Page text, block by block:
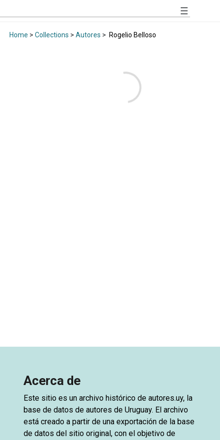
Home > Collections > Autores > Rogelio Belloso
Acerca de
Este sitio es un archivo histórico de autores.uy, la
base de datos de autores de Uruguay. El archivo
está creado a partir de una exportación de la base
de datos del sitio original, con el objetivo de